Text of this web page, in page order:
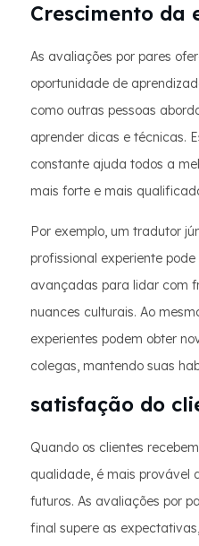
Crescimento da
As avaliações por pares
oportunidade de
como outras pessoas
aprender dicas e técnicas.
constante ajuda todos a
mais forte e mais
Por exemplo, um tradutor
profissional experiente
avançadas para lidar com
nuances culturais. Ao
experientes podem obter
colegas, mantendo suas
satisfação do
Quando os clientes
qualidade, é mais provável
futuros. As avaliações por
final supere as